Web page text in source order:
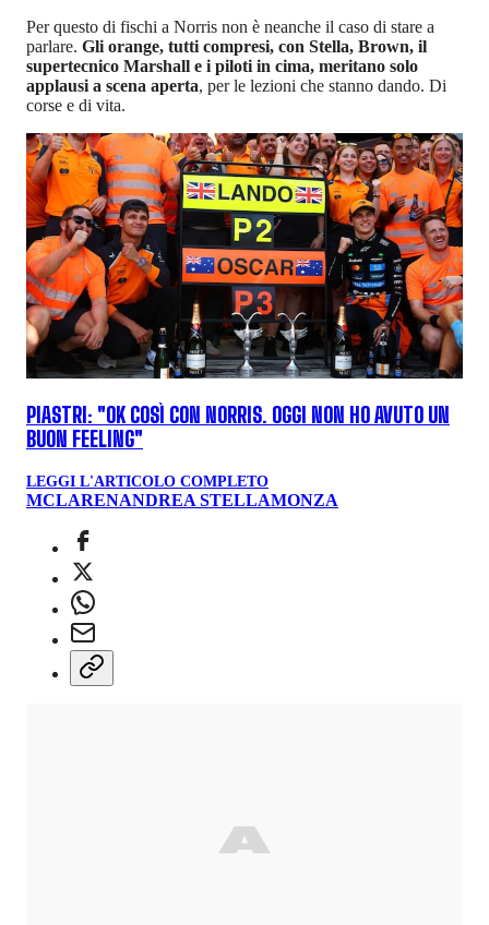
Per questo di fischi a Norris non è neanche il caso di stare a
parlare. Gli orange, tutti compresi, con Stella, Brown, il
supertecnico Marshall e i piloti in cima, meritano solo
applausi a scena aperta, per le lezioni che stanno dando. Di
corse e di vita.
PIASTRI: "OK COSÌ CON NORRIS. OGGI NON HO AVUTO UN
BUON FEELING"
LEGGI L'ARTICOLO COMPLETO
MCLARENANDREA STELLAMONZA